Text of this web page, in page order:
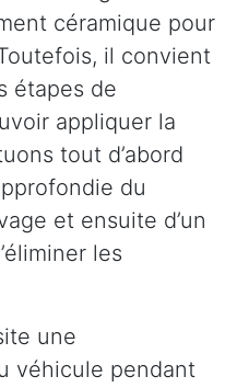
céramique pour
il convient
étapes de
appliquer la
tout d’abord
du
et ensuite d’un
les
une
véhicule pendant